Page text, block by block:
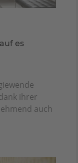
es
ihrer
auch